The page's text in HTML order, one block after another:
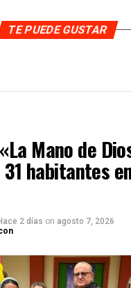
TE PUEDE GUSTAR
Mano de
habitantes
2 días on agosto 7, 2026